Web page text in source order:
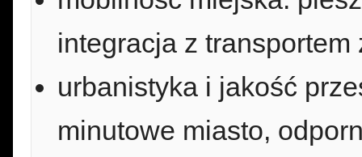
integracja z transportem
urbanistyka i jakość
minutowe miasto,